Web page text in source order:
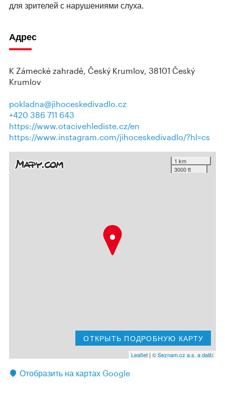
для зрителей с нарушениями слуха.
Адрес
K Zámecké zahradě, Český Krumlov, 38101 Český
Krumlov
pokladna@jihoceskedivadlo.cz
+420 386 711 643
https://www.otacivehlediste.cz/en
https://www.instagram.com/jihoceskedivadlo/?hl=cs
1 km
3000 ft
ОТКРЫТЬ ПОДРОБНУЮ КАРТУ
Leaflet | © Seznam.cz a.s. a další
Отобразить на картах Google